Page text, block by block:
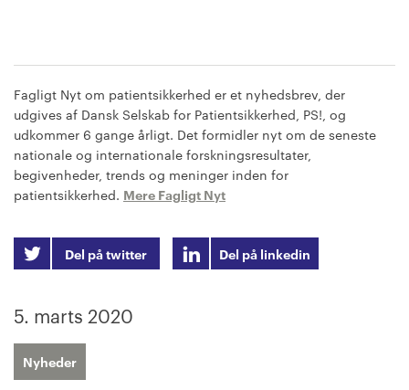
Fagligt Nyt om patientsikkerhed er et nyhedsbrev, der
udgives af Dansk Selskab for Patientsikkerhed, PS!, og
udkommer 6 gange årligt. Det formidler nyt om de seneste
nationale og internationale forskningsresultater,
begivenheder, trends og meninger inden for
patientsikkerhed. Mere Fagligt Nyt
Del på twitter Del på linkedin
5. marts 2020
Nyheder